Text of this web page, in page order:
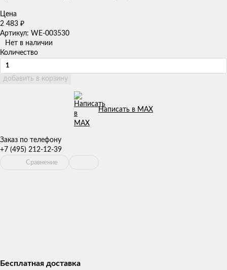
Цена
2 483 ₽
Артикул: WE-003530
Нет в наличии
Количество
добавить в корзину
Написать в MAX
Заказ по телефону
+7 (495) 212-12-39
Сравнение
Бесплатная доставка